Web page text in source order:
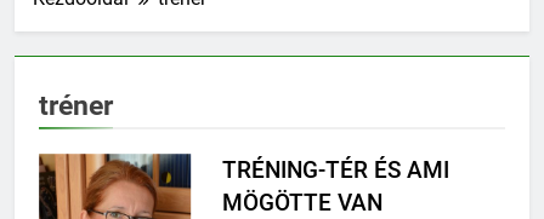
tréner
TRÉNING-TÉR ÉS AMI
MÖGÖTTE VAN